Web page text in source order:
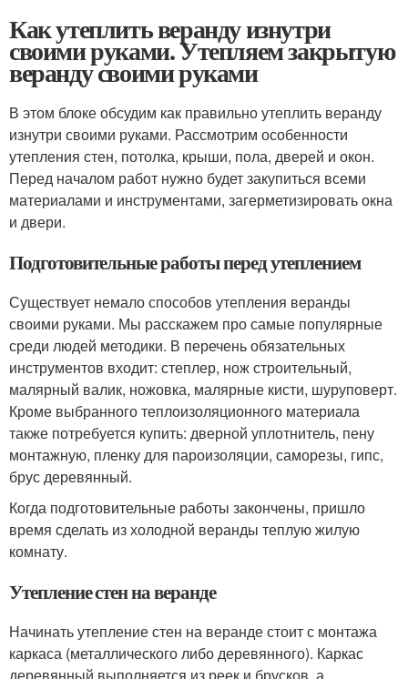
Как утеплить веранду изнутри
своими руками. Утепляем закрытую
веранду своими руками
В этом блоке обсудим как правильно утеплить веранду
изнутри своими руками. Рассмотрим особенности
утепления стен, потолка, крыши, пола, дверей и окон.
Перед началом работ нужно будет закупиться всеми
материалами и инструментами, загерметизировать окна
и двери.
Подготовительные работы перед утеплением
Существует немало способов утепления веранды
своими руками. Мы расскажем про самые популярные
среди людей методики. В перечень обязательных
инструментов входит: степлер, нож строительный,
малярный валик, ножовка, малярные кисти, шуруповерт.
Кроме выбранного теплоизоляционного материала
также потребуется купить: дверной уплотнитель, пену
монтажную, пленку для пароизоляции, саморезы, гипс,
брус деревянный.
Когда подготовительные работы закончены, пришло
время сделать из холодной веранды теплую жилую
комнату.
Утепление стен на веранде
Начинать утепление стен на веранде стоит с монтажа
каркаса (металлического либо деревянного). Каркас